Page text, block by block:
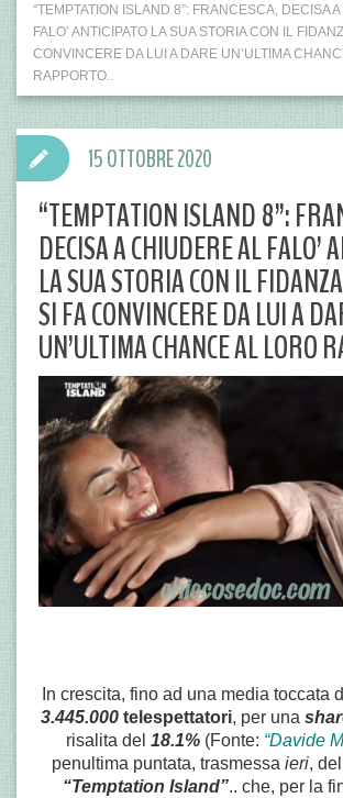
“TEMPTATION ISLAND 8”: FRANCESCA, DECISA
FALO’ ANTICIPATO LA SUA STORIA CON IL
CONVINCERE DA LUI A DARE UN’ULTIMA
RAPPORTO..
“TEMPTATION ISLAND 8”:
DECISA A CHIUDERE AL FALO’
LA SUA STORIA CON IL
SI FA CONVINCERE DA LUI A
UN’ULTIMA CHANCE AL LORO
In crescita, fino ad una media toccata
3.445.000 telespettatori, per una
risalita del 18.1% (Fonte: “Davide
penultima puntata, trasmessa ieri, del
“Temptation Island”.. che, per la
15 OTTOBRE 2020